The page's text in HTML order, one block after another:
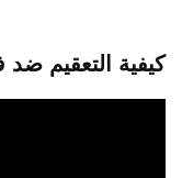
كيفية التعقيم